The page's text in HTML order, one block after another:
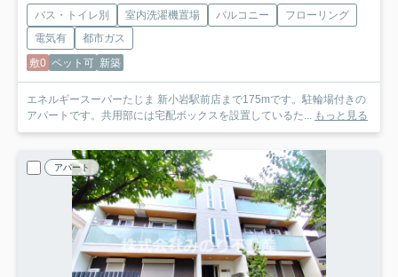
バス・トイレ別 室内洗濯機置場 バルコニー
フローリング
電気有
都市ガス
敷0 ペット可 新築
エネルギースーパーたじま 新小岩駅前店まで175mです。駐輪場付きの
アパートです。共用部には宅配ボックスを設置しているた...
もっと見る
アパート